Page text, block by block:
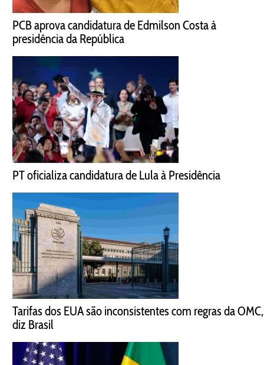
PCB aprova candidatura de Edmilson Costa à
presidência da República
PT oficializa candidatura de Lula à Presidência
Tarifas dos EUA são inconsistentes com regras da OMC,
diz Brasil